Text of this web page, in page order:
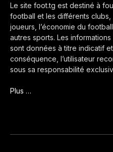
Le site foot.tg est destiné à
football et les différents
joueurs, l’économie du
autres sports. Les
sont données à titre indicatif
conséquence, l’utilisateur
sous sa responsabilité
Plus …